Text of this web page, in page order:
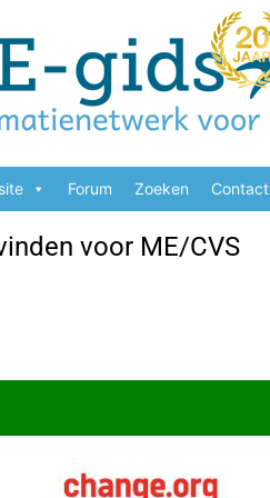
Forum Zoeken Contact
voor ME/CVS